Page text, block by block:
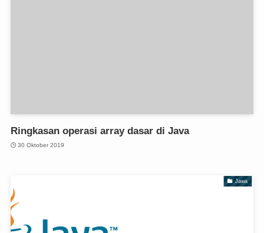
Ringkasan operasi array dasar di Java
30 Oktober 2019
Jawa